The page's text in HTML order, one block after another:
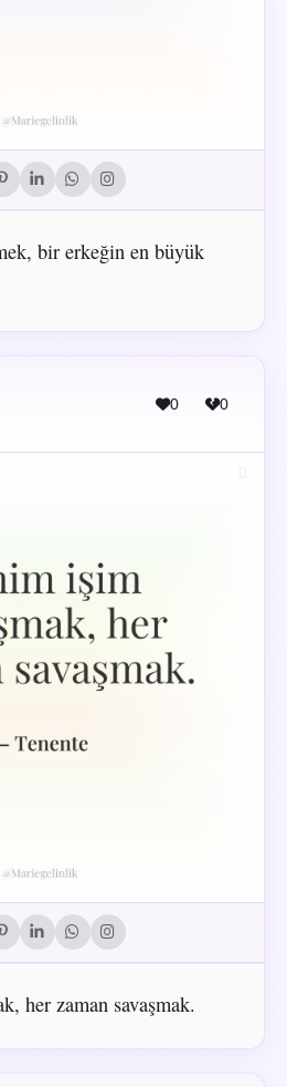
bir erkeğin en büyük
0 0
her zaman savaşmak.